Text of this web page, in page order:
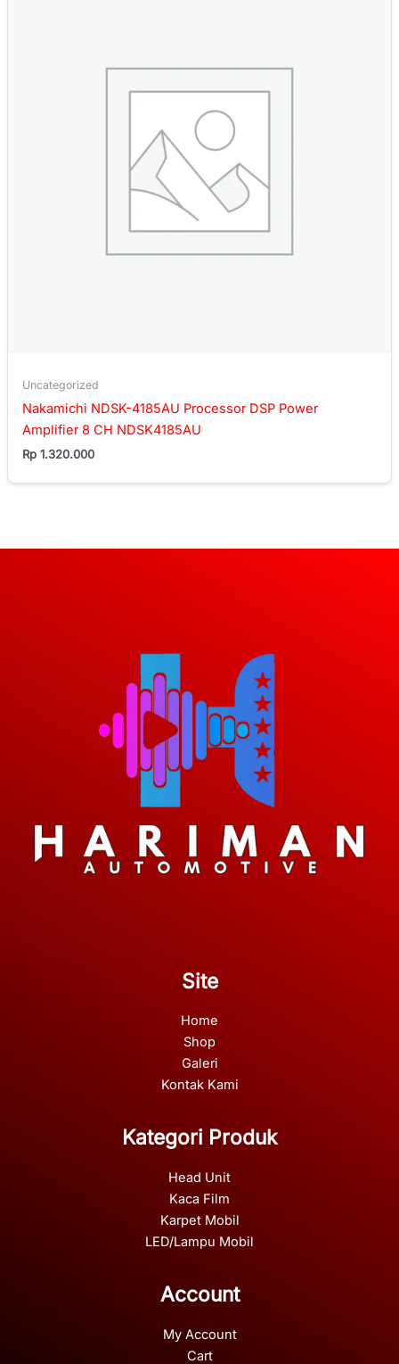
Uncategorized
Nakamichi NDSK-4185AU Processor DSP Power
Amplifier 8 CH NDSK4185AU
Rp 1.320.000
Site
Home
Shop
Galeri
Kontak Kami
Kategori Produk
Head Unit
Kaca Film
Karpet Mobil
LED/Lampu Mobil
Account
My Account
Cart